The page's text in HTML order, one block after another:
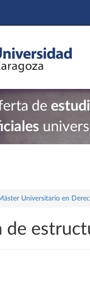
de
Universitario en
de